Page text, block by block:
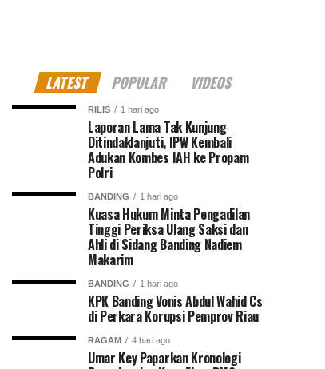
LATEST POPULAR VIDEOS
RILIS 1 hari ago
Laporan Lama Tak Kunjung
Ditindaklanjuti, IPW Kembali
Adukan Kombes IAH ke Propam
Polri
BANDING 1 hari ago
Kuasa Hukum Minta Pengadilan
Tinggi Periksa Ulang Saksi dan
Ahli di Sidang Banding Nadiem
Makarim
BANDING 1 hari ago
KPK Banding Vonis Abdul Wahid Cs
di Perkara Korupsi Pemprov Riau
RAGAM 4 hari ago
Umar Key Paparkan Kronologi